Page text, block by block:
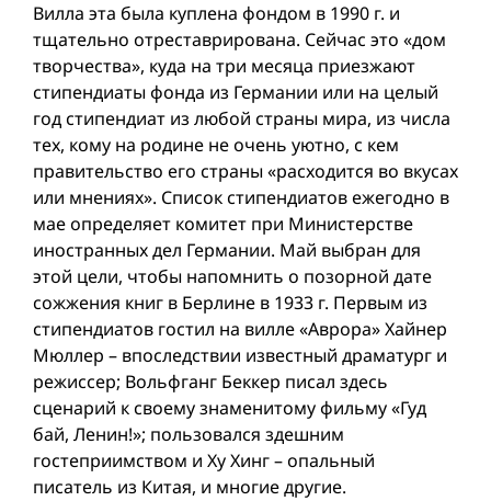
Вилла эта была куплена фондом в 1990 г. и
тщательно отреставрирована. Сейчас это «дом
творчества», куда на три месяца приезжают
стипендиаты фонда из Германии или на целый
год стипендиат из любой страны мира, из числа
тех, кому на родине не очень уютно, с кем
правительство его страны «расходится во вкусах
или мнениях». Список стипендиатов ежегодно в
мае определяет комитет при Министерстве
иностранных дел Германии. Май выбран для
этой цели, чтобы напомнить о позорной дате
сожжения книг в Берлине в 1933 г. Первым из
стипендиатов гостил на вилле «Аврора» Хайнер
Мюллер – впоследствии известный драматург и
режиссeр; Вольфганг Беккер писал здесь
сценарий к своему знаменитому фильму «Гуд
бай, Ленин!»; пользовался здешним
гостеприимством и Ху Хинг – опальный
писатель из Китая, и многие другие.